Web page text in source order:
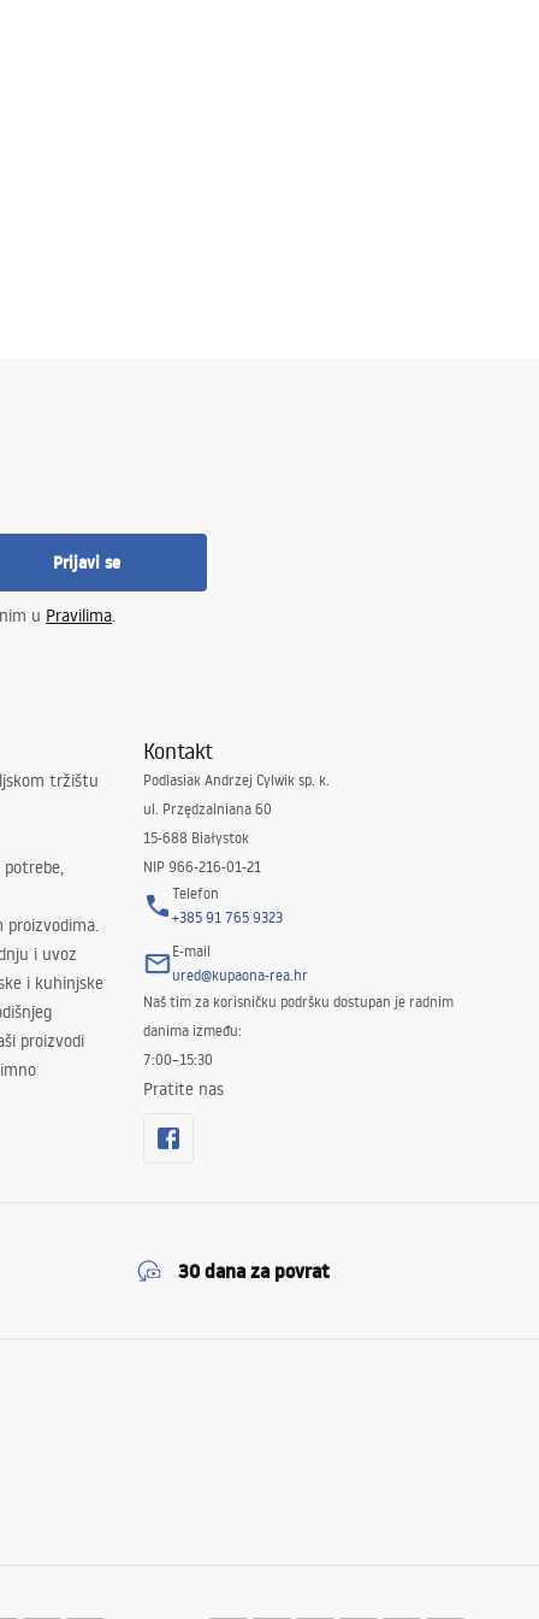
Prijavi se
u Pravilima.
tržištu
potrebe,
i uvoz
i kuhinjske
proizvodi
Kontakt
Podlasiak Andrzej Cylwik sp. k.
ul. Przędzalniana 60
15-688 Białystok
NIP 966-216-01-21
Telefon
+385 91 765 9323
E-mail
ured@kupaona-rea.hr
Naš tim za korisničku podršku dostupan je radnim
danima između:
7:00–15:30
Pratite nas
30 dana za povrat